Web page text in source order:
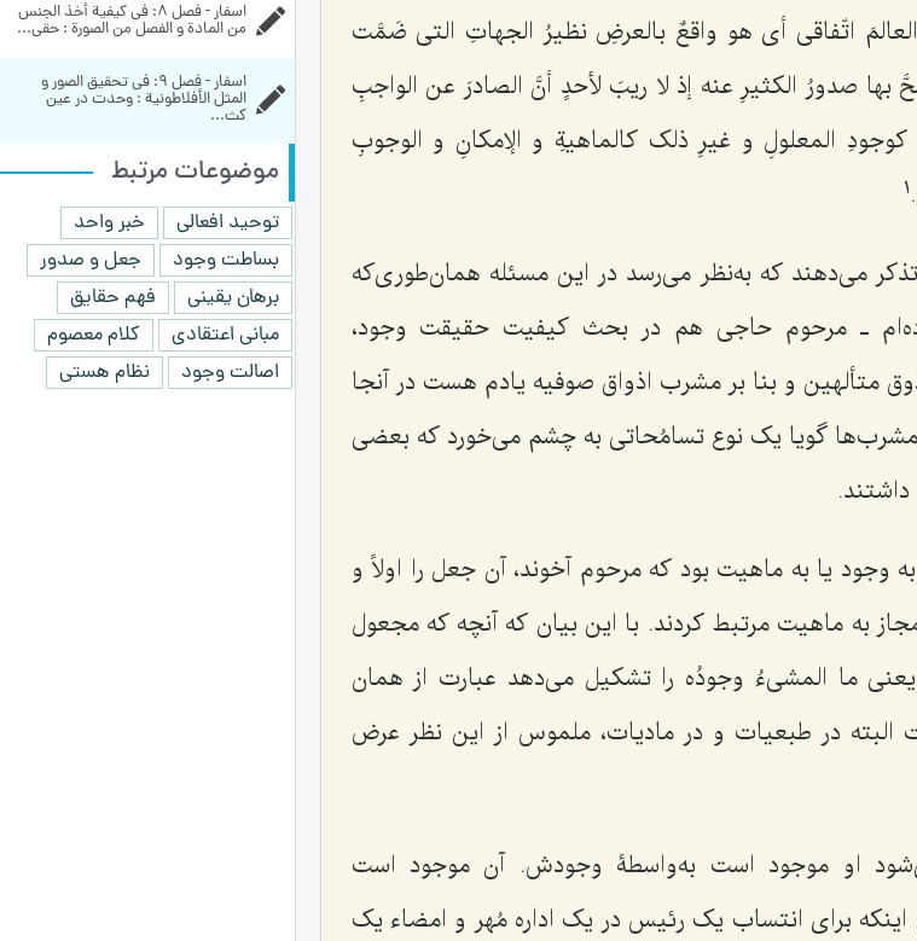
اتّفاقی أی هو واقعٌ بالعرضِ نظیرُ الجهاتِ التی ضَمَّت
صدورُ الکثیرِ عنه إذ لا ریبَ لأحدٍ أنَّ الصادرَ عن الواجبِ
المعلولِ و غیرِ ذلک کالماهیةِ و الإمکانِ و الوجوبِ
.
1
می‌دهند که به‌نظر می‌رسد در این مسئله همان‌طوری‌که
ـ مرحوم حاجی هم در بحث کیفیت حقیقت وجود،
متألهین و بنا بر مشرب اذواق صوفیه یادم هست در آنجا
مشرب‌ها گویا یک نوع تسامُحاتی به چشم می‌خورد که بعضی
یا به ماهیت بود که مرحوم آخوند، آن جعل را اولاً و
به ماهیت مرتبط کردند. با این بیان که آنچه که مجعول
ما المشیءُ وجودُه را تشکیل می‌دهد عبارت از همان
در طبعیات و در مادیات، ملموس از این نظر عرض
او موجود است به‌واسطۀ وجودش. آن موجود است
برای انتساب یک رئیس در یک اداره مُهر و امضاء یک
من المادة و الفصل من الصورة : حقی...
کث...
موضوعات مرتبط
توحید افعالی
خبر واحد
بساطت وجود
جعل و صدور
برهان یقینی
فهم حقایق
مبانی اعتقادی
کلام معصوم
اصالت وجود
نظام هستی